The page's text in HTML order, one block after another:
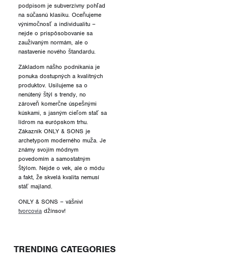
podpisom je subverzívny pohľad
na súčasnú klasiku. Oceňujeme
výnimočnosť a individualitu –
nejde o prispôsobovanie sa
zaužívaným normám, ale o
nastavenie nového štandardu.
Základom nášho podnikania je
ponuka dostupných a kvalitných
produktov. Usilujeme sa o
nenútený štýl s trendy, no
zároveň komerčne úspešnými
kúskami, s jasným cieľom stať sa
lídrom na európskom trhu.
Zákazník ONLY & SONS je
archetypom moderného muža. Je
známy svojím módnym
povedomím a samostatným
štýlom. Nejde o vek, ale o módu
a fakt, že skvelá kvalita nemusí
stáť majland.
ONLY & SONS – vášniví
tvorcovia džínsov!
TRENDING CATEGORIES